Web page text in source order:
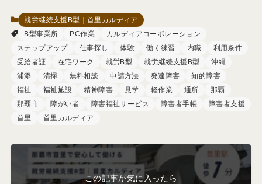
就労継続支援B型｜首里カルディア
B型事業所
PC作業
カルディアコーポレーション
ステップアップ
仕事探し 体験 働く練習 内職
利用条件
受給者証
在宅ワーク 就労B型 就労継続支援B型
沖縄
浦添
清掃 無料相談 申請方法 発達障害
知的障害
福祉
福祉施設 精神障害 見学 軽作業 通所
那覇
那覇市
障がい者 障害福祉サービス 障害者手帳
障害者支援
首里
首里カルディア
この記事が気に入ったら